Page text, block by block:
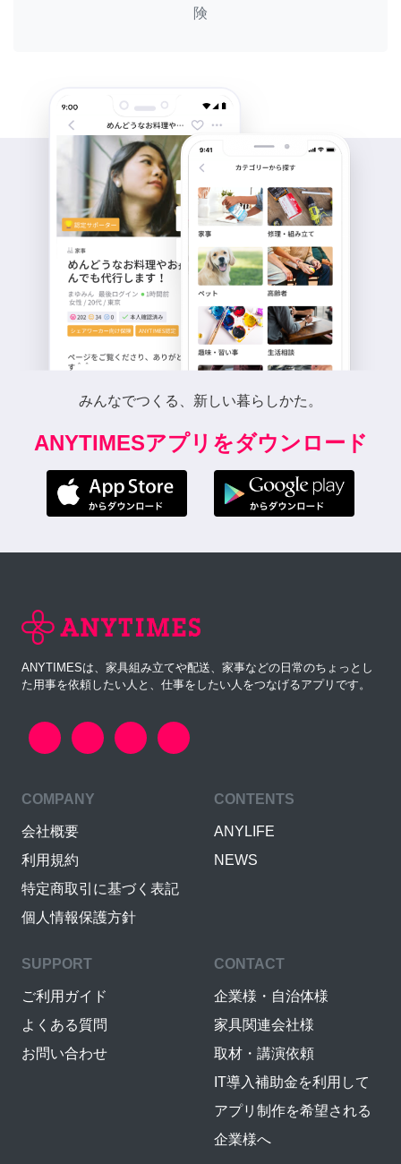
険
みんなでつくる、新しい暮らしかた。
ANYTIMESアプリをダウンロード
ANYTIMESは、家具組み立てや配送、家事などの日常のちょっとし
た用事を依頼したい人と、仕事をしたい人をつなげるアプリです。
COMPANY
会社概要
利用規約
特定商取引に基づく表記
個人情報保護方針
CONTENTS
ANYLIFE
NEWS
SUPPORT
ご利用ガイド
よくある質問
お問い合わせ
CONTACT
企業様・自治体様
家具関連会社様
取材・講演依頼
IT導入補助金を利用して
アプリ制作を希望される
企業様へ